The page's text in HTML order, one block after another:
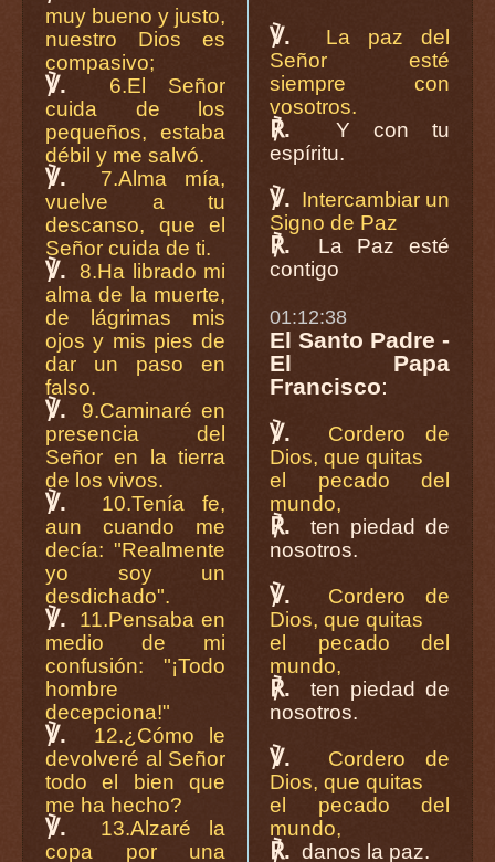
muy bueno y justo,
nuestro Dios es
compasivo;
℣.
6.El Señor
cuida de los
pequeños, estaba
débil y me salvó.
℣.
7.Alma mía,
vuelve a tu
descanso, que el
Señor cuida de ti.
℣.
8.Ha librado mi
alma de la muerte,
de lágrimas mis
ojos y mis pies de
dar un paso en
falso.
℣.
9.Caminaré en
presencia del
Señor en la tierra
de los vivos.
℣.
10.Tenía fe,
aun cuando me
decía: "Realmente
yo soy un
desdichado".
℣.
11.Pensaba en
medio de mi
confusión: "¡Todo
hombre
decepciona!"
℣.
12.¿Cómo le
devolveré al Señor
todo el bien que
me ha hecho?
℣.
13.Alzaré la
copa por una
℣.
La paz del
Señor esté
siempre con
vosotros.
℟.
Y con tu
espíritu.
℣. Intercambiar un
Signo de Paz
℟.
La Paz esté
contigo
01:12:38
El Santo Padre -
El Papa
Francisco:
℣.
Cordero de
Dios, que quitas
el pecado del
mundo,
℟.
ten piedad de
nosotros.
℣.
Cordero de
Dios, que quitas
el pecado del
mundo,
℟.
ten piedad de
nosotros.
℣.
Cordero de
Dios, que quitas
el pecado del
mundo,
℟. danos la paz.